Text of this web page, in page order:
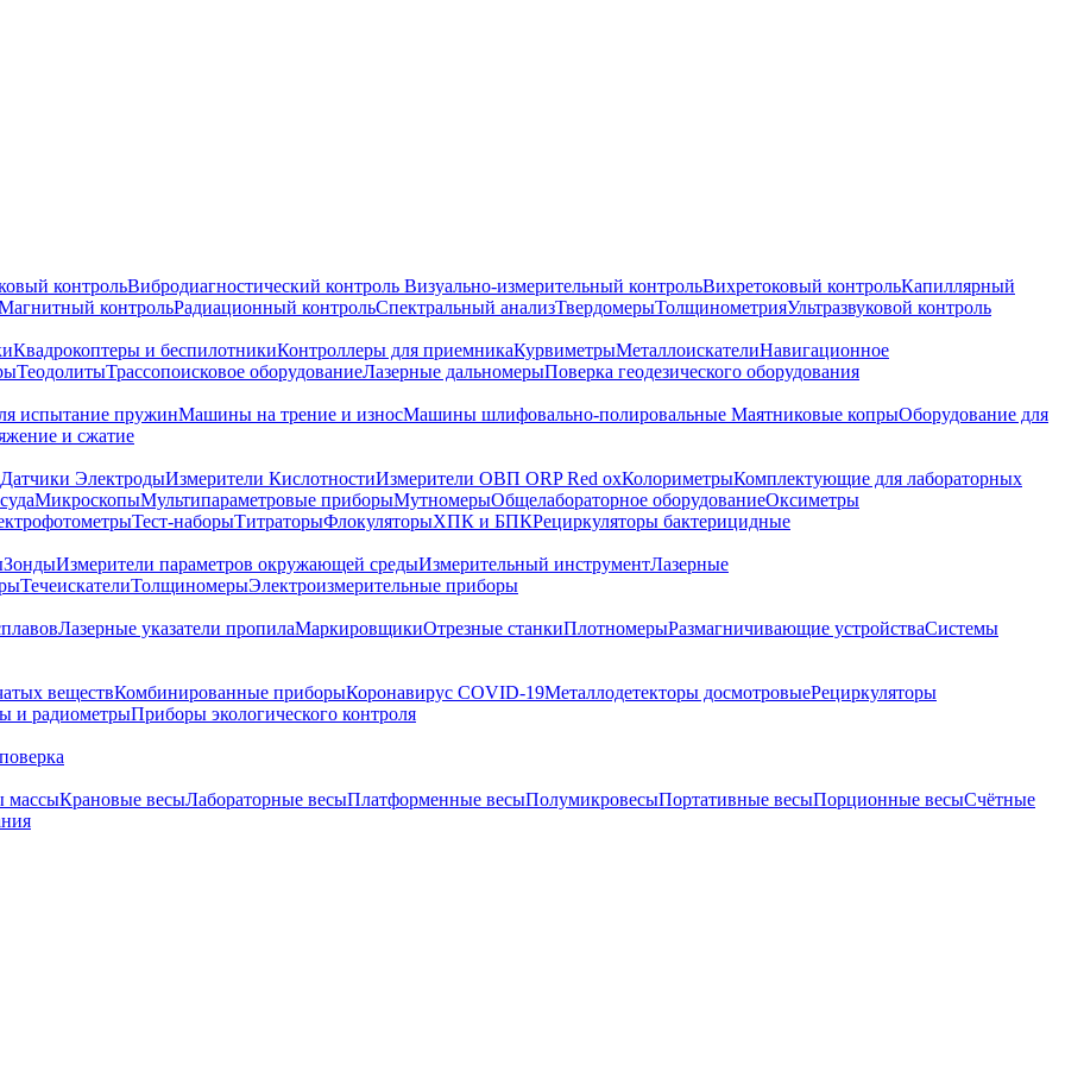
контрольВибродиагностический контроль Визуально-измерительный контрольВихретоковый контрольКапиллярный
контрольРадиационный контрольСпектральный анализТвердомерыТолщинометрияУльтразвуковой контроль
Квадрокоптеры и беспилотникиКонтроллеры для приемникаКурвиметрыМеталлоискателиНавигационное
ТеодолитыТрассопоисковое оборудованиеЛазерные дальномерыПоверка геодезического оборудования
испытание пружинМашины на трение и износМашины шлифовально-полировальные Маятниковые копрыОборудование для
и сжатие
Датчики ЭлектродыИзмерители КислотностиИзмерители ОВП ORP Red oxКолориметрыКомплектующие для лабораторных
МикроскопыМультипараметровые приборыМутномерыОбщелабораторное оборудованиеОксиметры
Тест-наборыТитраторыФлокуляторыХПК и БПКРециркуляторы бактерицидные
ЗондыИзмерители параметров окружающей средыИзмерительный инструментЛазерные
ТечеискателиТолщиномерыЭлектроизмерительные приборы
Лазерные указатели пропилаМаркировщикиОтрезные станкиПлотномерыРазмагничивающие устройстваСистемы
веществКомбинированные приборыКоронавирус COVID-19Металлодетекторы досмотровыеРециркуляторы
и радиометрыПриборы экологического контроля
массыКрановые весыЛабораторные весыПлатформенные весыПолумикровесыПортативные весыПорционные весыСчётные